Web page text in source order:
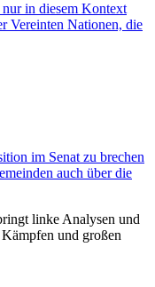
in diesem Kontext
Vereinten Nationen, die
im Senat zu brechen
auch über die
linke Analysen und
und großen